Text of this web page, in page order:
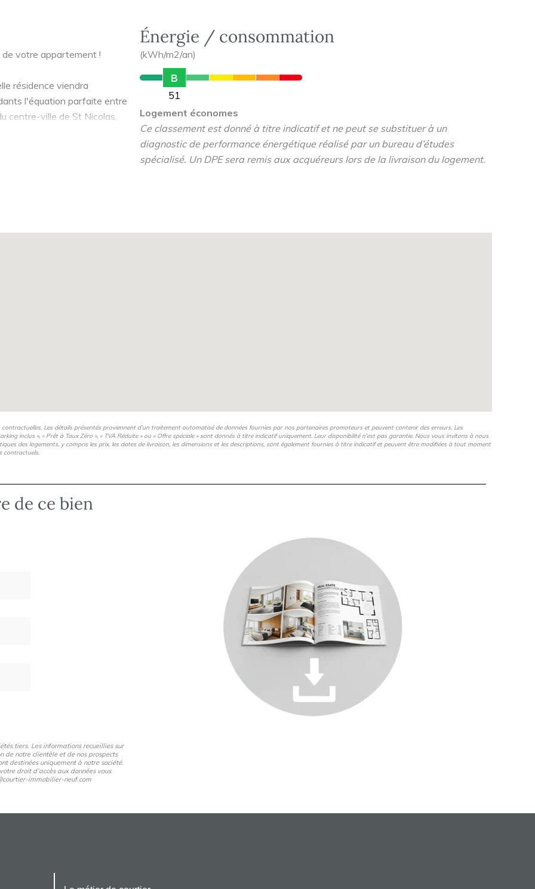
votre appartement !
résidence viendra
l'équation parfaite entre
centre-ville de St Nicolas,
lignes contemporaines et
au 4 pièces, baignés de
unique.
Énergie / consommation
(kWh/m2/an)
B
51
Logement économes
Ce classement est donné à titre indicatif et ne peut se substituer à un
diagnostic de performance énergétique réalisé par un bureau d’études
spécialisé. Un DPE sera remis aux acquéreurs lors de la livraison du logement.
Les détails présentés proviennent d’un traitement automatisé de données fournies par nos partenaires promoteurs et peuvent contenir des erreurs. Les
inclus », « Prêt à Taux Zéro », « TVA Réduite » ou « Offre spéciale » sont donnés à titre indicatif uniquement. Leur disponibilité n’est pas garantie. Nous vous invitons à nous
des logements, y compris les prix, les dates de livraison, les dimensions et les descriptions, sont également fournies à titre indicatif et peuvent être modifiées à tout moment
contractuels.
de ce bien
tiers. Les informations recueillies sur
de notre clientèle et de nos prospects
destinées uniquement à notre société.
droit d’accès aux données vous
immobilier-neuf.com